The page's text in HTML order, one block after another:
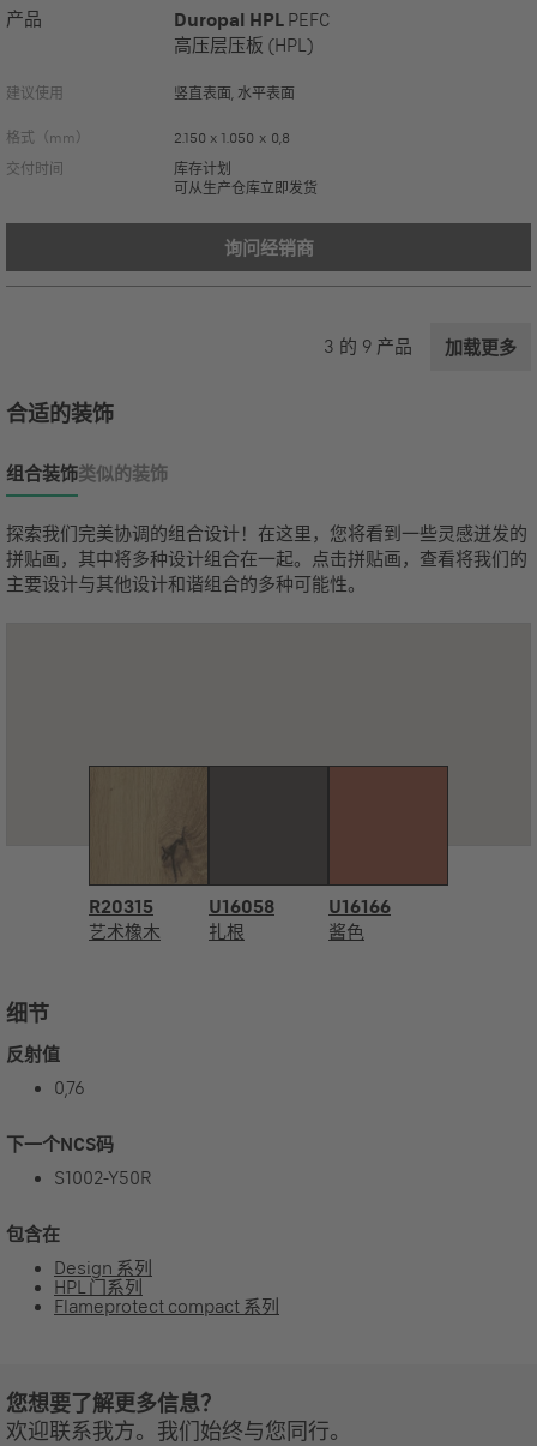
产品 Duropal HPL PEFC
高压层压板 (HPL)
建议使用 竖直表面, 水平表面
格式（mm）
2.150 x 1.050 x 0,8
交付时间
库存计划
可从生产仓库立即发货
询问经销商
3 的 9 产品 加载更多
合适的装饰
组合装饰类似的装饰
探索我们完美协调的组合设计！在这里，您将看到一些灵感迸发的
拼贴画，其中将多种设计组合在一起。点击拼贴画，查看将我们的
主要设计与其他设计和谐组合的多种可能性。
R20315
艺术橡木
U16058
扎根
U16166
酱色
细节
反射值
0,76
下一个NCS码
S1002-Y50R
包含在
Design 系列
HPL 门系列
Flameprotect compact 系列
您想要了解更多信息？
欢迎联系我方。我们始终与您同行。